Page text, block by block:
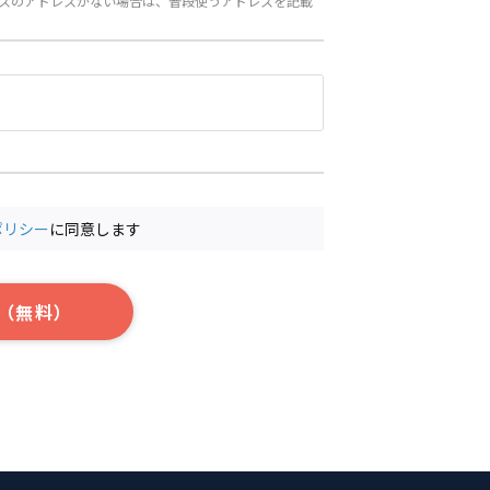
シーに同意します
無料）